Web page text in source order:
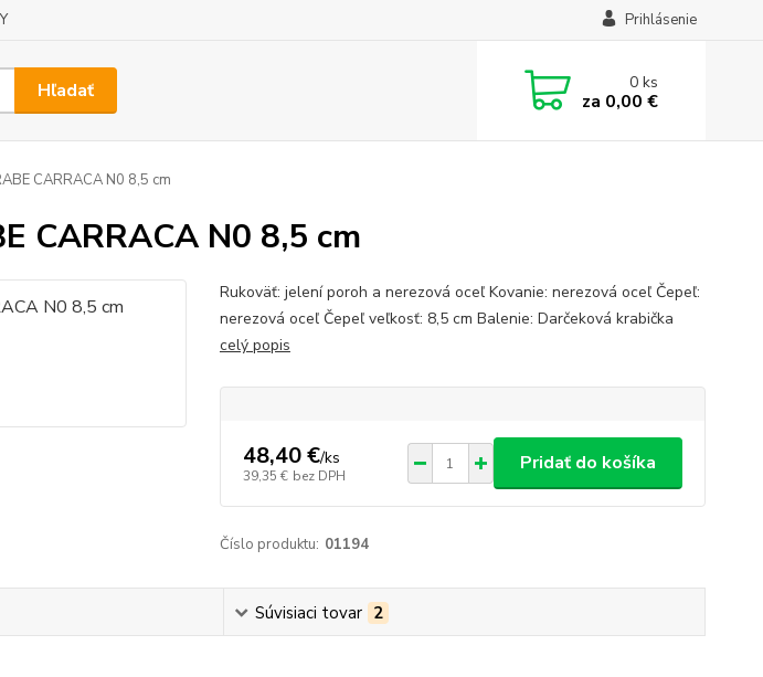
Prihlásenie
Hľadať 0ks
za 0,00 €
CARRACA N0 8,5 cm
CARRACA N0 8,5 cm
Rukoväť: jelení poroh a nerezová oceľ Kovanie: nerezová oceľ Čepeľ:
nerezová oceľ Čepeľ veľkosť: 8,5 cm Balenie: Darčeková krabička
celý popis
48,40 €/ks
39,35 € bez DPH
Pridať do košíka
Číslo produktu: 01194
Súvisiaci tovar 2